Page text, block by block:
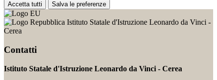
Accetta tutti Salva le preferenze
Istituto Statale d'Istruzione Leonardo da Vinci -
Cerea
Contatti
Istituto Statale d'Istruzione Leonardo da Vinci - Cerea